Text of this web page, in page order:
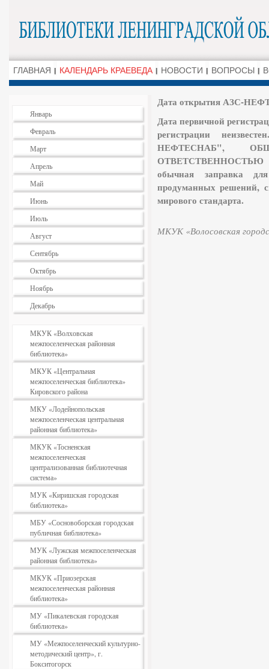
ГЛАВНАЯ КАЛЕНДАРЬ КРАЕВЕДА НОВОСТИ ВОПРОСЫ
Январь
Февраль
Март
Апрель
Май
Июнь
Июль
Август
Сентябрь
Октябрь
Ноябрь
Декабрь
МКУК «Волховская
межпоселенческая районная
библиотека»
МКУК «Центральная
межпоселенческая библиотека»
Кировского района
МКУ «Лодейнопольская
межпоселенческая центральная
районная библиотека»
МКУК «Тосненская
межпоселенческая
централизованная библиотечная
система»
МУК «Киришская городская
библиотека»
МБУ «Сосновоборская городская
публичная библиотека»
МУК «Лужская межпоселенческая
районная библиотека»
МКУК «Приозерская
межпоселенческая районная
библиотека»
МУ «Пикалевская городская
библиотека»
МУ «Межпоселенческий культурно-
методический центр», г.
Бокситогорск
Дата открытия АЗС-
Дата первичной
регистрации
НЕФТЕСНАБ",
ОТВЕТСТВЕННОСТЬЮ
обычная заправка
продуманных решений,
мирового стандарта.
МКУК «Волосовская